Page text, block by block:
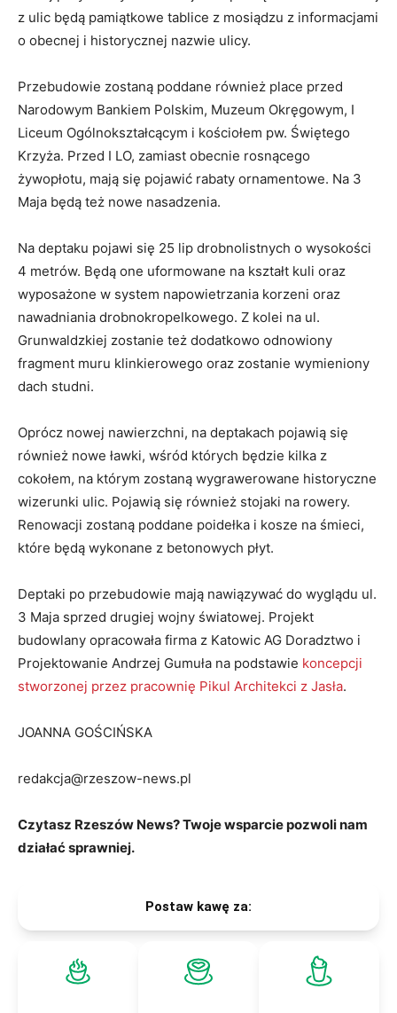
z ulic będą pamiątkowe tablice z mosiądzu z informacjami
o obecnej i historycznej nazwie ulicy.
Przebudowie zostaną poddane również place przed
Narodowym Bankiem Polskim, Muzeum Okręgowym, I
Liceum Ogólnokształcącym i kościołem pw. Świętego
Krzyża. Przed I LO, zamiast obecnie rosnącego
żywopłotu, mają się pojawić rabaty ornamentowe. Na 3
Maja będą też nowe nasadzenia.
Na deptaku pojawi się 25 lip drobnolistnych o wysokości
4 metrów. Będą one uformowane na kształt kuli oraz
wyposażone w system napowietrzania korzeni oraz
nawadniania drobnokropelkowego. Z kolei na ul.
Grunwaldzkiej zostanie też dodatkowo odnowiony
fragment muru klinkierowego oraz zostanie wymieniony
dach studni.
Oprócz nowej nawierzchni, na deptakach pojawią się
również nowe ławki, wśród których będzie kilka z
cokołem, na którym zostaną wygrawerowane historyczne
wizerunki ulic. Pojawią się również stojaki na rowery.
Renowacji zostaną poddane poidełka i kosze na śmieci,
które będą wykonane z betonowych płyt.
Deptaki po przebudowie mają nawiązywać do wyglądu ul.
3 Maja sprzed drugiej wojny światowej. Projekt
budowlany opracowała firma z Katowic AG Doradztwo i
Projektowanie Andrzej Gumuła na podstawie koncepcji
stworzonej przez pracownię Pikul Architekci z Jasła.
JOANNA GOŚCIŃSKA
redakcja@rzeszow-news.pl
Czytasz Rzeszów News? Twoje wsparcie pozwoli nam
działać sprawniej.
Postaw kawę za: